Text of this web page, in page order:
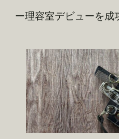
ー理容室デビューを成